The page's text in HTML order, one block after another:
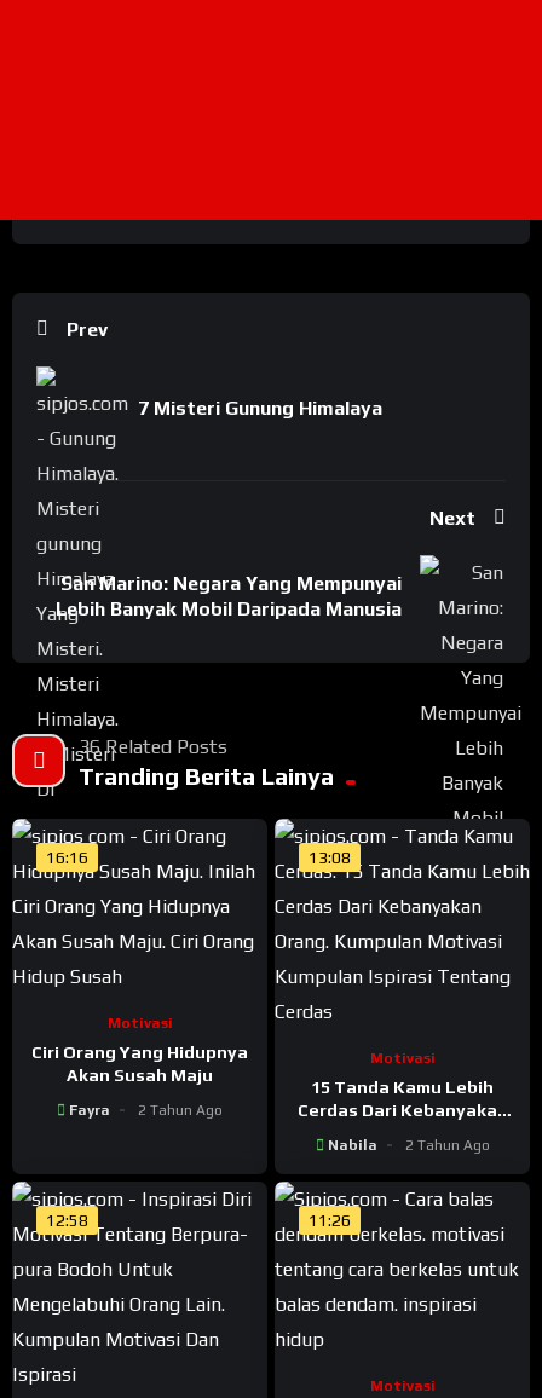
Prev
7 Misteri Gunung Himalaya
Next
San Marino: Negara Yang Mempunyai
Lebih Banyak Mobil Daripada Manusia
36 Related Posts
Tranding Berita Lainya
16:16
Motivasi
Ciri Orang Yang Hidupnya
Akan Susah Maju
Fayra 2 Tahun Ago
13:08
Motivasi
15 Tanda Kamu Lebih
Cerdas Dari Kebanyakan
Nabila 2 Tahun Ago
12:58 11:26
Motivasi